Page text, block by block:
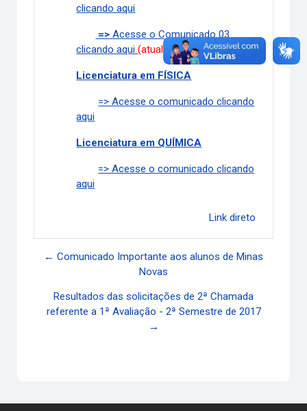
clicando aqui
=>Acesse o Comunicado 03
clicando aqui(atualizado em 16/11/2017)
Licenciatura em FÍSICA
=> Acesse o comunicado clicando
aqui
Licenciatura em QUÍMICA
=> Acesse o comunicado clicando
aqui
Link direto
← Comunicado Importante aos alunos de Minas
Novas
Resultados das solicitações de 2ª Chamada
referente a 1ª Avaliação - 2ª Semestre de 2017
→